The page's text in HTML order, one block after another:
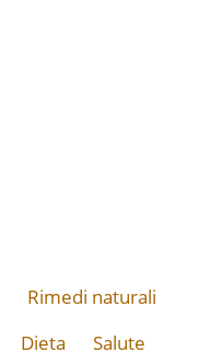
Rimedi naturali
Dieta
Salute